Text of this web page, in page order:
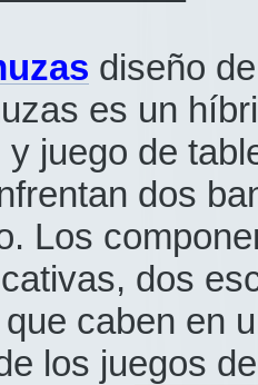
diseño
es un
y juego de
dos
Los
dos
caben en
los juegos